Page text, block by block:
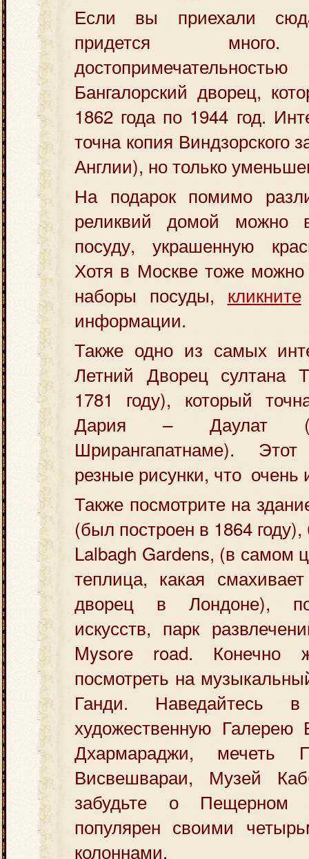
Если вы приехали
придется
Бангалорский дворец,
1862 года по 1944 год.
точна копия Виндзорского
Англии), но только
На подарок помимо
реликвий домой можно
посуду, украшенную
Хотя в Москве тоже
наборы посуды, кликните
информации.
Также одно из самых
Летний Дворец султана
1781 году), который
Дария – Даулат
Шрирангапатнаме).
резные рисунки, что очень
Также посмотрите на
(был построен в 1864
Lalbagh Gardens, (в самом
теплица, какая
дворец в Лондоне),
искусств, парк
Mysore road. Конечно
посмотреть на
Ганди. Наведайтесь
художественную Галерею
Дхармараджи, мечеть
Висвешвараи, Музей
забудьте о Пещерном
популярен своими
колоннами.